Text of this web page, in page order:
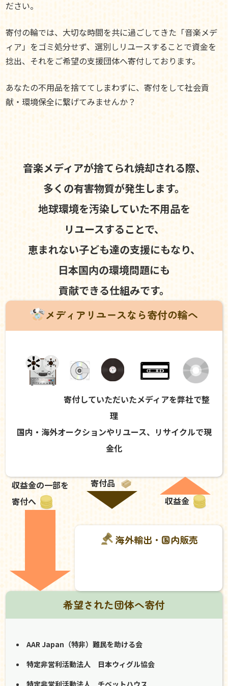
ださい。
寄付の輪では、大切な時間を共に過ごしてきた「音楽メデ
ィア」をゴミ処分せず、選別しリユースすることで資金を
捻出、それをご希望の支援団体へ寄付しております。
あなたの不用品を捨ててしまわずに、寄付をして社会貢
献・環境保全に繋げてみませんか？
音楽メディアが捨てられ焼却される際、
多くの有害物質が発生します。
地球環境を汚染していた不用品を
リユースすることで、
恵まれない子ども達の支援にもなり、
日本国内の環境問題にも
貢献できる仕組みです。
メディアリユースなら寄付の輪へ
寄付していただいたメディアを弊社で整
理
国内・海外オークションやリユース、リサイクルで現
金化
収益金の一部を
寄付へ
寄付品
収益金
海外輸出・国内販売
希望された団体へ寄付
AAR Japan（特非）難民を助ける会
特定非営利活動法人 日本ウィグル協会
特定非営利活動法人 チベットハウス